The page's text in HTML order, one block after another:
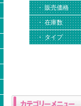
・ 販売価格
・ 在庫数
・ タイプ